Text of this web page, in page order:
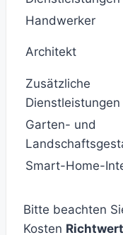
Handwerker
Architekt
Zusätzliche
Dienstleistungen
Garten- und
Smart-Home-
Bitte beachten
Kosten